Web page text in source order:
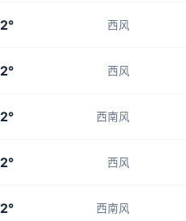
西风
西风
西南风
西风
西南风